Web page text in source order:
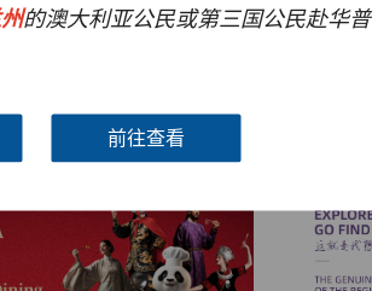
料下载
的澳大利亚公民或第三国公民赴华普
前往查看